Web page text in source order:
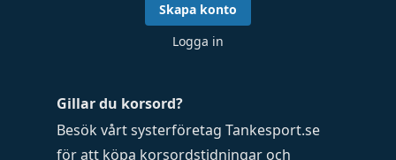
Gillar du korsord?
Besök vårt systerföretag Tankesport.se
för att köpa korsordstidningar och
Skapa konto
Logga in